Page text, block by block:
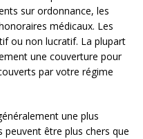
sur ordonnance, les
médicaux. Les
ou non lucratif. La plupart
une couverture pour
par votre régime
une plus
peuvent être plus chers que